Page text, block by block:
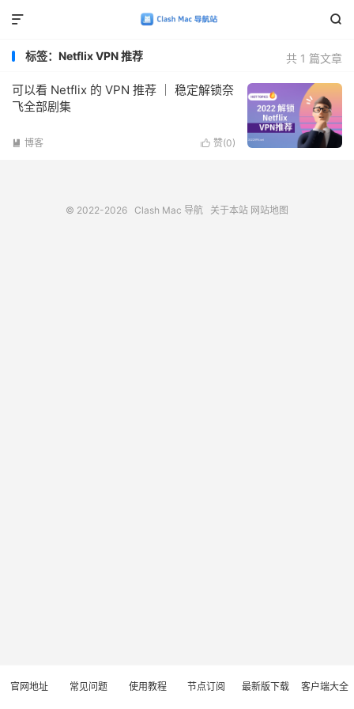


共 1 篇文章
标签：Netflix VPN 推荐
可以看 Netflix 的 VPN 推荐 ｜ 稳定解锁奈
飞全部剧集
 赞(0)
 博客
© 2022-2026 Clash Mac 导航 关于本站 网站地图
官网地址 常见问题 使用教程 节点订阅 最新版下载 客户端大全